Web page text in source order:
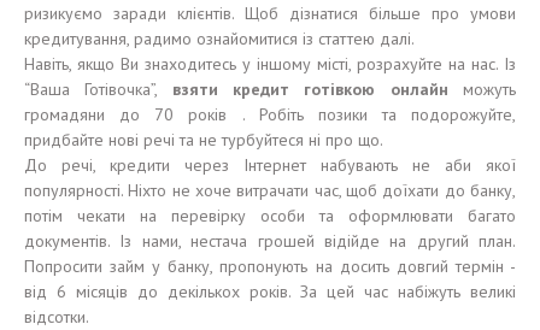
ризикуємо заради клієнтів. Щоб дізнатися більше про умови
кредитування, радимо ознайомитися із статтею далі.
Навіть, якщо Ви знаходитесь у іншому місті, розрахуйте на нас. Із
“Ваша Готівочка”, взяти кредит готівкою онлайн можуть
громадяни до 70 років . Робіть позики та подорожуйте,
придбайте нові речі та не турбуйтеся ні про що.
До речі, кредити через Інтернет набувають не аби якої
популярності. Ніхто не хоче витрачати час, щоб доїхати до банку,
потім чекати на перевірку особи та оформлювати багато
документів. Із нами, нестача грошей відійде на другий план.
Попросити займ у банку, пропонують на досить довгий термін -
від 6 місяців до декількох років. За цей час набіжуть великі
відсотки.